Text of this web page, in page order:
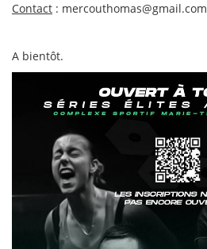
Contact : mercouthomas@gmail.com
A bientôt.